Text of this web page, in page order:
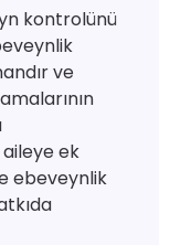
kontrolünü
ve
aileye ek
ebeveynlik